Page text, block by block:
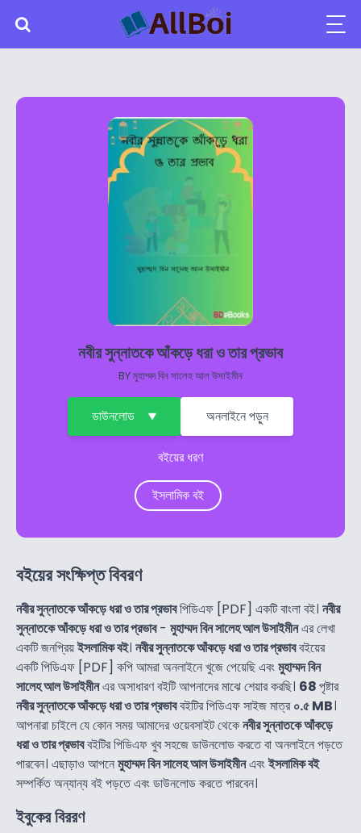
নবীর সুন্নাতকে আঁকড়ে ধরা ও তার প্রভাব
BYমুহাম্মদ বিন সালেহ আল উসাইমীন
ডাউনলোড অনলাইনে পড়ুন
বইয়ের ধরণ
ইসলামিক বই
বইয়ের সংক্ষিপ্ত বিবরণ
নবীর সুন্নাতকে আঁকড়ে ধরা ও তার প্রভাবপিডিএফ [PDF] একটি বাংলা বই। নবীর
সুন্নাতকে আঁকড়ে ধরা ও তার প্রভাব- মুহাম্মদ বিন সালেহ আল উসাইমীনএর লেখা
একটি জনপ্রিয়ইসলামিক বই। নবীর সুন্নাতকে আঁকড়ে ধরা ও তার প্রভাববইয়ের
একটি পিডিএফ [PDF] কপি আমরা অনলাইনে খুজে পেয়েছি এবংমুহাম্মদ বিন
সালেহ আল উসাইমীনএর অসাধারণ বইটি আপনাদের মাঝে শেয়ার করছি। 68পৃষ্টার
নবীর সুন্নাতকে আঁকড়ে ধরা ও তার প্রভাববইটির পিডিএফ সাইজ মাত্র০.৫ MB।
আপনারা চাইলে যে কোন সময় আমাদের ওয়েবসাইট থেকেনবীর সুন্নাতকে আঁকড়ে
ধরা ও তার প্রভাববইটির পিডিএফ খুব সহজে ডাউনলোড করতে বা অনলাইনে পড়তে
পারবেন। এছাড়াও আপনেমুহাম্মদ বিন সালেহ আল উসাইমীনএবংইসলামিক বই
সম্পর্কিত অন্যান্য বই পড়তে এবং ডাউনলোড করতে পারবেন।
ইবুকের বিররণ